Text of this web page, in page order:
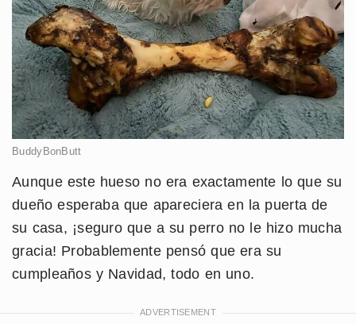
BuddyBonButt
Aunque este hueso no era exactamente lo que su
dueño esperaba que apareciera en la puerta de
su casa, ¡seguro que a su perro no le hizo mucha
gracia! Probablemente pensó que era su
cumpleaños y Navidad, todo en uno.